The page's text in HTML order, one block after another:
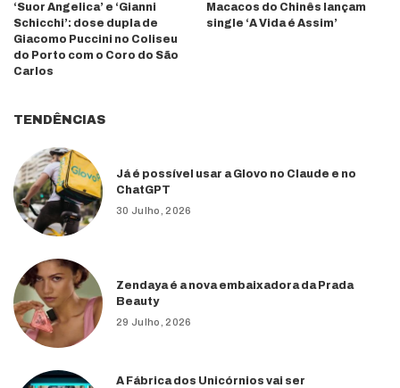
‘Suor Angelica’ e ‘Gianni
Schicchi’: dose dupla de
Giacomo Puccini no Coliseu
do Porto com o Coro do São
Carlos
Macacos do Chinês lançam
single ‘A Vida é Assim’
TENDÊNCIAS
Já é possível usar a Glovo no Claude e no
ChatGPT
30 Julho, 2026
Zendaya é a nova embaixadora da Prada
Beauty
29 Julho, 2026
A Fábrica dos Unicórnios vai ser